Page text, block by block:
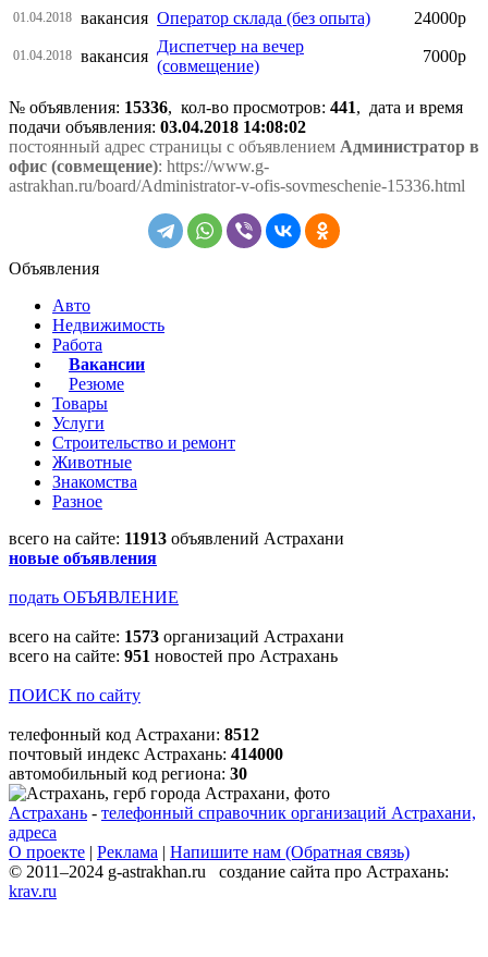
01.04.2018 вакансия Оператор склада (без опыта) 24000р
01.04.2018 вакансия
Диспетчер на вечер
(совмещение)
7000р
№ объявления: 15336, кол-во просмотров: 441, дата и время
подачи объявления: 03.04.2018 14:08:02
постоянный адрес страницы с объявлением Администратор в
офис (совмещение): https://www.g-
astrakhan.ru/board/Administrator-v-ofis-sovmeschenie-15336.html
Объявления
Авто
Недвижимость
Работа
Вакансии
Резюме
Товары
Услуги
Строительство и ремонт
Животные
Знакомства
Разное
всего на сайте: 11913 объявлений Астрахани
новые объявления
подать ОБЪЯВЛЕНИЕ
всего на сайте: 1573 организаций Астрахани
всего на сайте: 951 новостей про Астрахань
ПОИСК по сайту
телефонный код Астрахани: 8512
почтовый индекс Астрахань: 414000
автомобильный код региона: 30
Астрахань - телефонный справочник организаций Астрахани,
адреса
О проекте | Реклама | Напишите нам (Обратная связь)
© 2011–2024 g-astrakhan.ru создание сайта про Астрахань:
krav.ru